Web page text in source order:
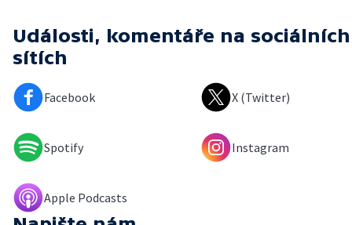
Události, komentáře na sociálních
sítích
Facebook X (Twitter)
Spotify Instagram
Apple Podcasts